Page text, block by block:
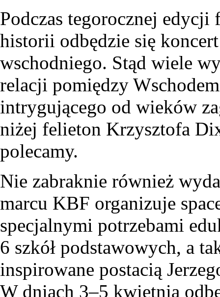
Podczas tegorocznej
historii odbędzie się
wschodniego. Stąd wiele
relacji pomiędzy
intrygującego od wieków
niżej felieton Krzysztofa
polecamy.
Nie zabraknie również
marcu KBF organizuje
specjalnymi potrzebami
6 szkół podstawowych, a
inspirowane postacią
W dniach 3–5 kwietnia